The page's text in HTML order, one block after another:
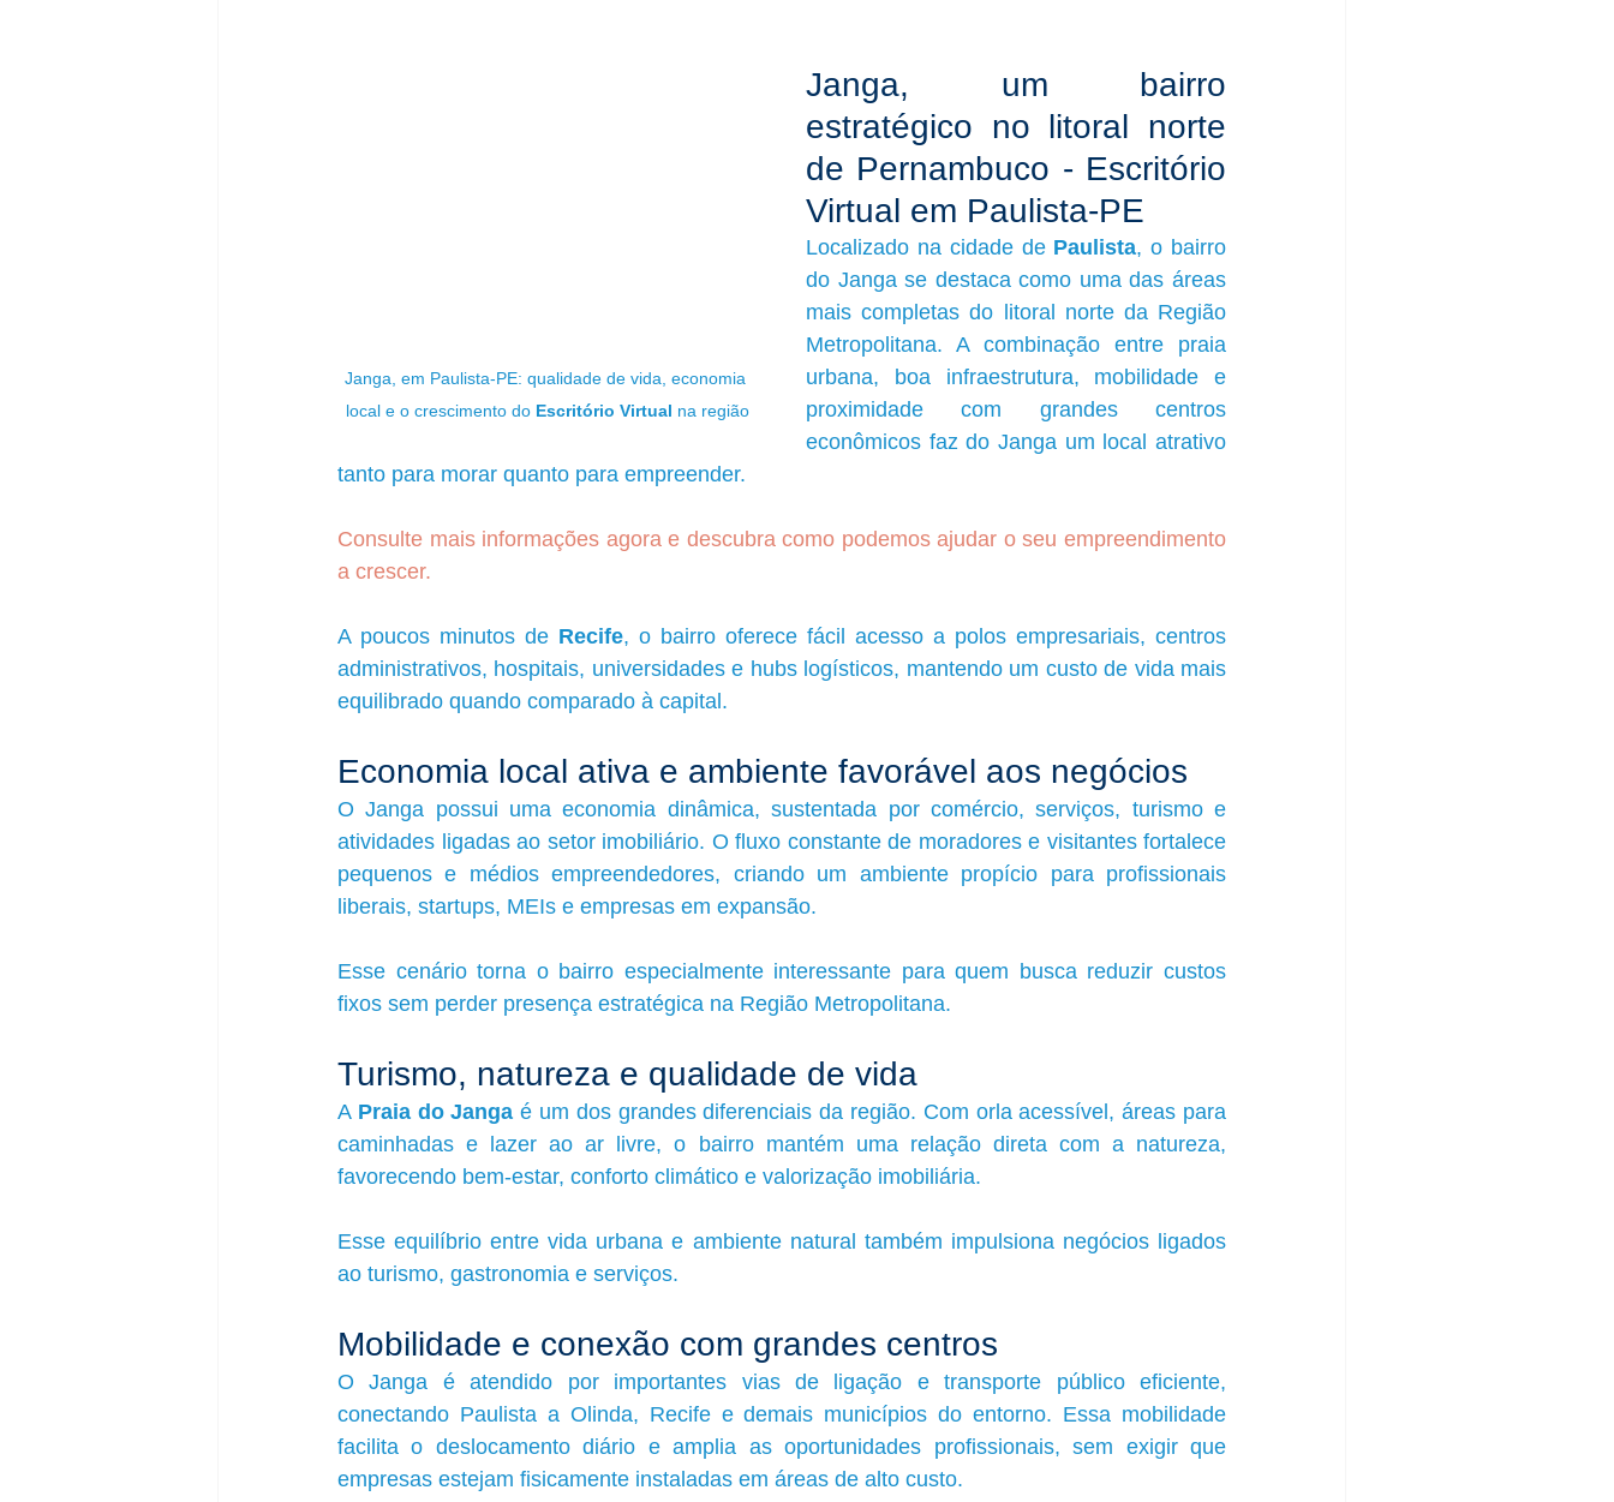
Janga, em Paulista-PE: qualidade de vida, economia
local e o crescimento do Escritório Virtual na região
Janga, um bairro
estratégico no litoral norte
de Pernambuco - Escritório
Virtual em Paulista-PE
Localizado na cidade de Paulista, o bairro
do Janga se destaca como uma das áreas
mais completas do litoral norte da Região
Metropolitana. A combinação entre praia
urbana, boa infraestrutura, mobilidade e
proximidade com grandes centros
econômicos faz do Janga um local atrativo
tanto para morar quanto para empreender.
Consulte mais informações agora e descubra como podemos ajudar o seu empreendimento
a crescer.
A poucos minutos de Recife, o bairro oferece fácil acesso a polos empresariais, centros
administrativos, hospitais, universidades e hubs logísticos, mantendo um custo de vida mais
equilibrado quando comparado à capital.
Economia local ativa e ambiente favorável aos negócios
O Janga possui uma economia dinâmica, sustentada por comércio, serviços, turismo e
atividades ligadas ao setor imobiliário. O fluxo constante de moradores e visitantes fortalece
pequenos e médios empreendedores, criando um ambiente propício para profissionais
liberais, startups, MEIs e empresas em expansão.
Esse cenário torna o bairro especialmente interessante para quem busca reduzir custos
fixos sem perder presença estratégica na Região Metropolitana.
Turismo, natureza e qualidade de vida
A Praia do Janga é um dos grandes diferenciais da região. Com orla acessível, áreas para
caminhadas e lazer ao ar livre, o bairro mantém uma relação direta com a natureza,
favorecendo bem-estar, conforto climático e valorização imobiliária.
Esse equilíbrio entre vida urbana e ambiente natural também impulsiona negócios ligados
ao turismo, gastronomia e serviços.
Mobilidade e conexão com grandes centros
O Janga é atendido por importantes vias de ligação e transporte público eficiente,
conectando Paulista a Olinda, Recife e demais municípios do entorno. Essa mobilidade
facilita o deslocamento diário e amplia as oportunidades profissionais, sem exigir que
empresas estejam fisicamente instaladas em áreas de alto custo.